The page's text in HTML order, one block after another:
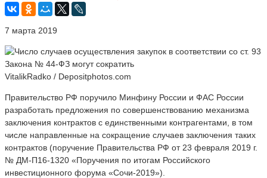
7 марта 2019
VitalikRadko / Depositphotos.com
Правительство РФ поручило Минфину России и ФАС России
разработать предложения по совершенствованию механизма
заключения контрактов с единственными контрагентами, в том
числе направленные на сокращение случаев заключения таких
контрактов (поручение Правительства РФ от 23 февраля 2019 г.
№ ДМ-П16-1320 «Поручения по итогам Российского
инвестиционного форума «Сочи-2019»).